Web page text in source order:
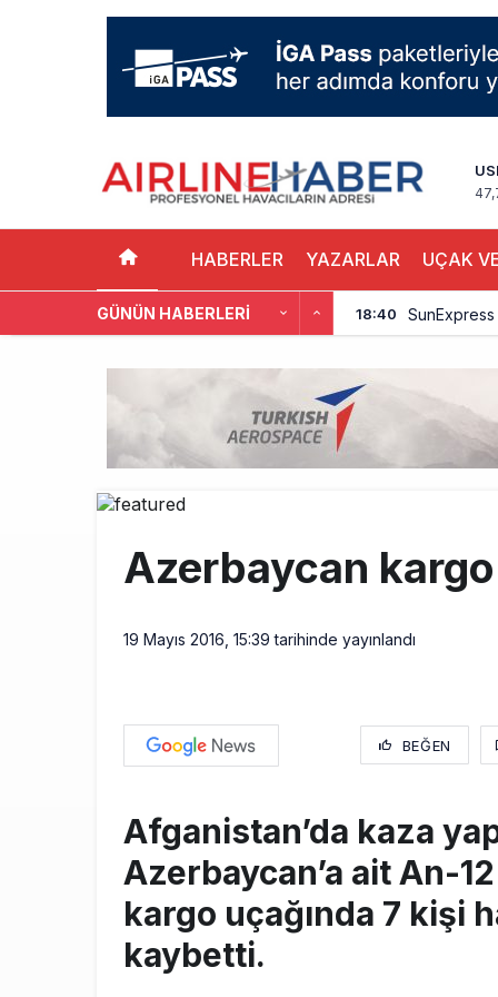
HABERLER YAZARLAR UÇAK
GÜNÜN HABERLERI 18:40 SunExpress
Aslıhan
EasyJet,
Pilotlar,
10:56 AJet
Azerbaycan
19 Mayıs 2016, 15:39 tarihinde yayınlandı
BEĞEN
Afganistan’da kaza
Azerbaycan’a ait An-
kargo uçağında 7 kişi
kaybetti.